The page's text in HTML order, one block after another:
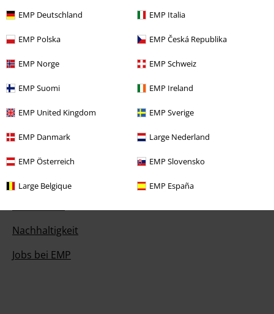
EMP Deutschland EMP Italia
EMP Polska EMP Česká Republika
EMP Norge EMP Schweiz
EMP Suomi EMP Ireland
EMP United Kingdom EMP Sverige
EMP Danmark Large Nederland
EMP Österreich EMP Slovensko
Large Belgique EMP España
Über EMP
EMP Events
Partnerprogramm
Nachhaltigkeit
Jobs bei EMP